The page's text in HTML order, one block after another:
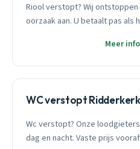
Riool verstopt? Wij
oorzaak aan. U betaalt pas als
Meer
WC verstopt Ridderkerk
Wc verstopt? Onze
dag en nacht. Vaste prijs